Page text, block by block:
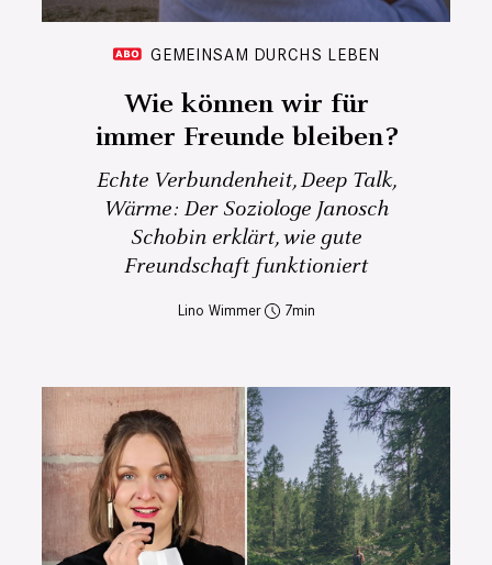
GEMEINSAM DURCHS LEBEN
Wie können wir für
immer Freunde bleiben?
Echte Verbundenheit, Deep Talk,
Wärme: Der Soziologe Janosch
Schobin erklärt, wie gute
Freundschaft funktioniert
Lino Wimmer 7